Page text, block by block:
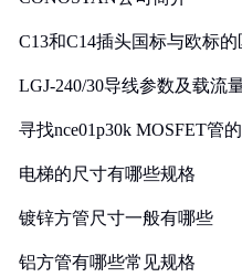
C13和C14插头国标与欧标
LGJ-240/30导线参数及载流
寻找nce01p30k MOSFET管
电梯的尺寸有哪些规格
镀锌方管尺寸一般有哪些
铝方管有哪些常见规格